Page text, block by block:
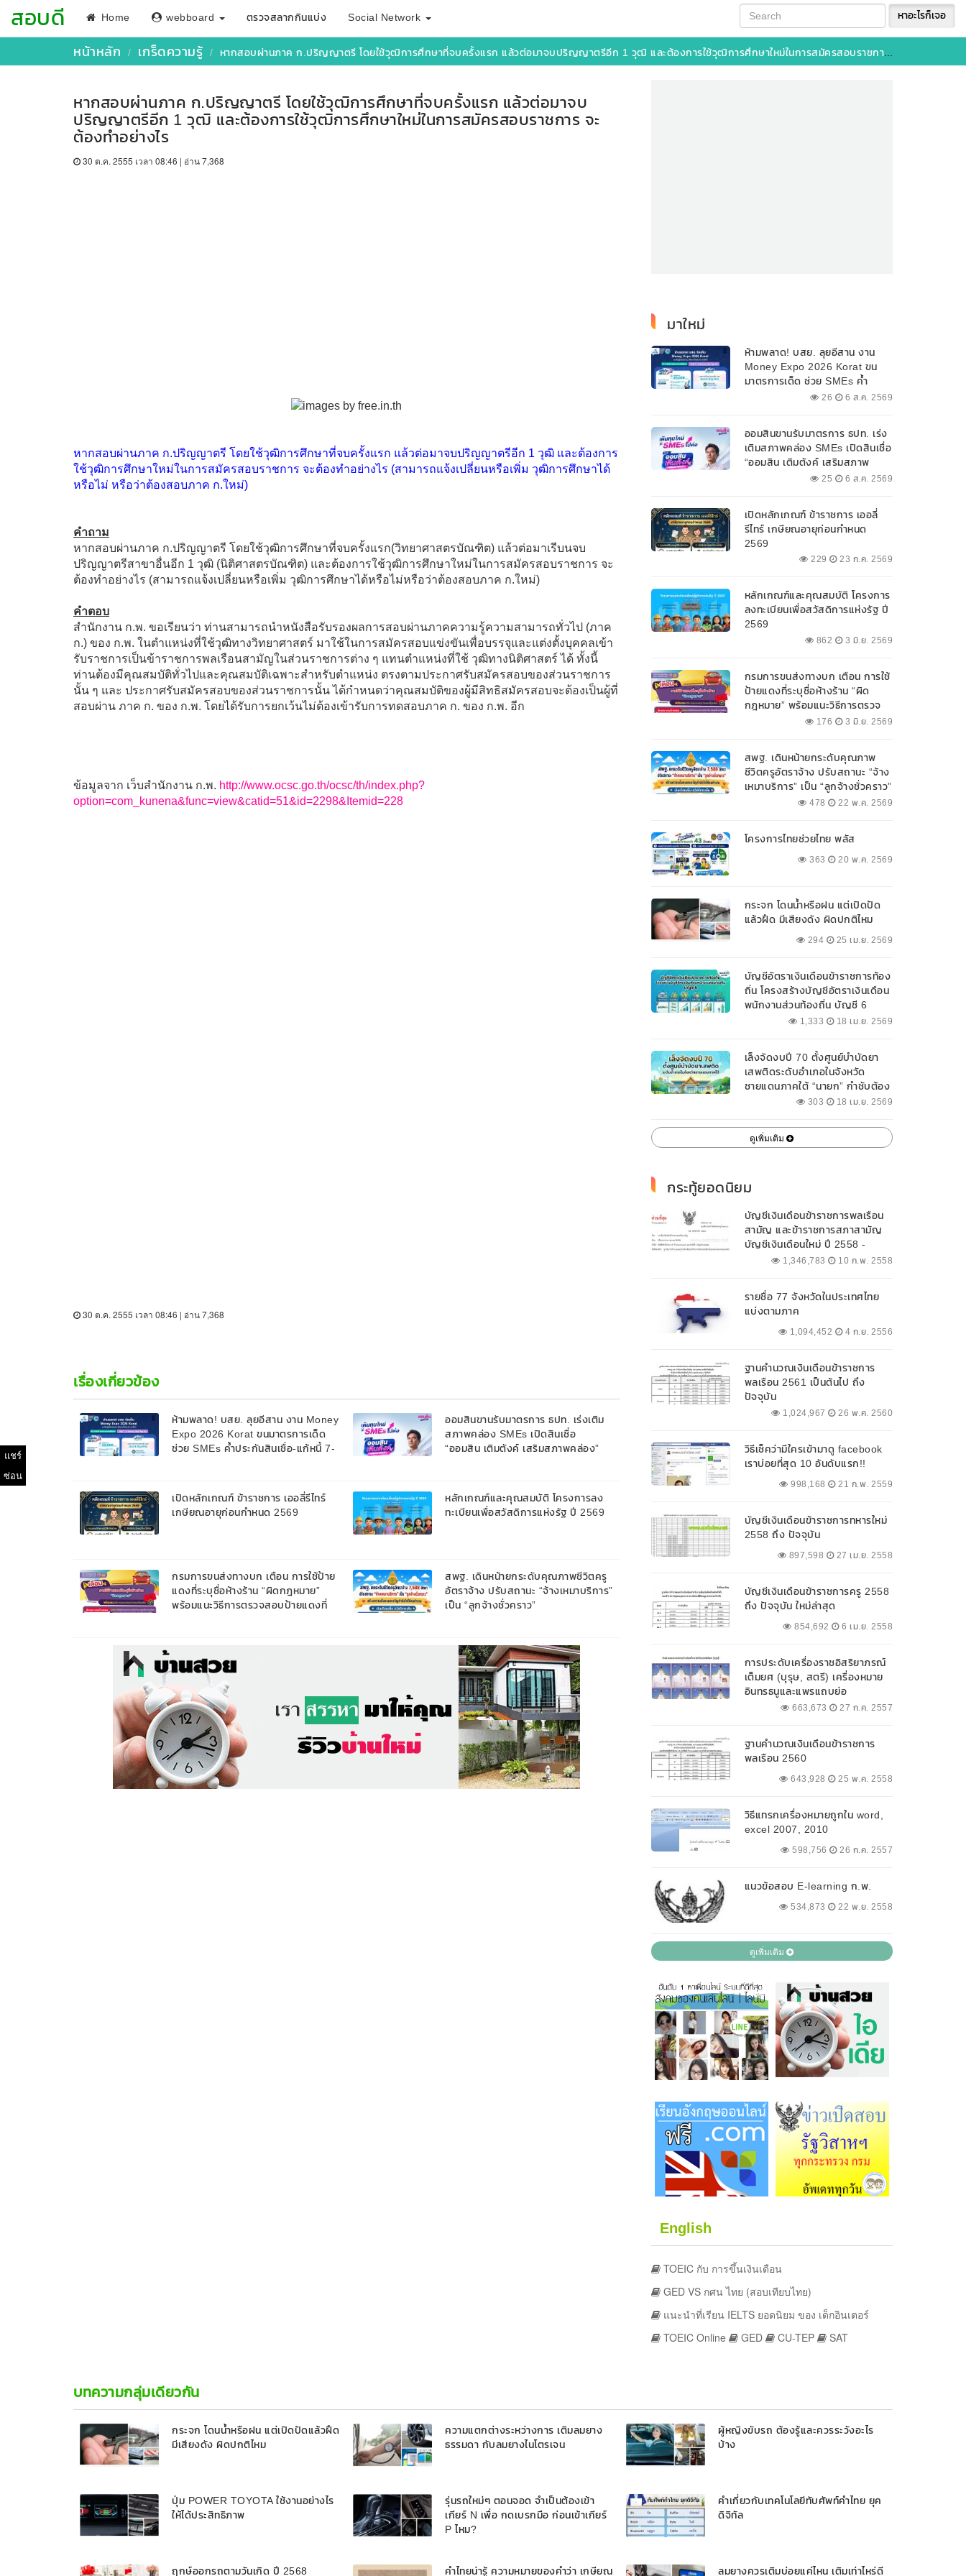
สอบดี Home webboard ตรวจสลากกินแบ่ง Social Network หาอะไรก็เจอ
หน้าหลัก เกร็ดความรู้ หากสอบผ่านภาค ก.ปริญญาตรี โดยใช้วุฒิการศึกษาที่จบครั้งแรก แล้วต่อมาจบปริญญาตรีอีก 1 วุฒิ และต้องการใช้วุฒิการศึกษาใหม่ในการสมัครสอบราชการ จะต้องทำอย่างไร
หากสอบผ่านภาค ก.ปริญญาตรี โดยใช้วุฒิการศึกษาที่จบครั้งแรก แล้วต่อมาจบ
ปริญญาตรีอีก 1 วุฒิ และต้องการใช้วุฒิการศึกษาใหม่ในการสมัครสอบราชการ จะ
ต้องทำอย่างไร
30 ต.ค. 2555 เวลา 08:46 | อ่าน 7,368
หากสอบผ่านภาค ก.ปริญญาตรี โดยใช้วุฒิการศึกษาที่จบครั้งแรก แล้วต่อมาจบปริญญาตรีอีก 1 วุฒิ และต้องการ
ใช้วุฒิการศึกษาใหม่ในการสมัครสอบราชการ จะต้องทำอย่างไร (สามารถแจ้งเปลี่ยนหรือเพิ่ม วุฒิการศึกษาได้
หรือไม่ หรือว่าต้องสอบภาค ก.ใหม่)
คำถาม
หากสอบผ่านภาค ก.ปริญญาตรี โดยใช้วุฒิการศึกษาที่จบครั้งแรก(วิทยาศาสตรบัณฑิต) แล้วต่อมาเรีบนจบ
ปริญญาตรีสาขาอื่นอีก 1 วุฒิ (นิติศาสตรบัณฑิต) และต้องการใช้วุฒิการศึกษาใหม่ในการสมัครสอบราชการ จะ
ต้องทำอย่างไร (สามารถแจ้งเปลี่ยนหรือเพิ่ม วุฒิการศึกษาได้หรือไม่หรือว่าต้องสอบภาค ก.ใหม่)
คำตอบ
สำนักงาน ก.พ. ขอเรียนว่า ท่านสามารถนำหนังสือรับรองผลการสอบผ่านภาคความรู้ความสามารถทั่วไป (ภาค
ก.) ของ ก.พ. ในตำแหน่งที่ใช้วุฒิทางวิทยาศาสตร์ มาใช้ในการสมัครสอบแข่งขันเพื่อบรรจุและแต่งตั้งบุคคลเข้า
รับราชการเป็นข้าราชการพลเรือนสามัญในส่วนราชการต่าง ๆ แทนตำแหน่งที่ใช้ วุฒิทางนิติศาสตร์ ได้ ทั้งนี้
ท่านต้องมีคุณสมบัติทั่วไปและคุณสมบัติเฉพาะสำหรับตำแหน่ง ตรงตามประกาศรับสมัครสอบของส่วนราชการ
นั้น ๆ และ ประกาศรับสมัครสอบของส่วนราชการนั้น ได้กำหนดว่าคุณสมบัติของผู้มีสิทธิสมัครสอบจะต้องเป็นผู้ที่
สอบผ่าน ภาค ก. ของ ก.พ. โดยได้รับการยกเว้นไม่ต้องเข้ารับการทดสอบภาค ก. ของ ก.พ. อีก
ข้อมูลจาก เว็บสำนักงาน ก.พ. http://www.ocsc.go.th/ocsc/th/index.php?
option=com_kunena&func=view&catid=51&id=2298&Itemid=228
30 ต.ค. 2555 เวลา 08:46 | อ่าน 7,368
เรื่องเกี่ยวข้อง
ห้ามพลาด! บสย. ลุยอีสาน งาน Money
Expo 2026 Korat ขนมาตรการเด็ด
ช่วย SMEs ค้ำประกันสินเชื่อ-แก้หนี้ 7-
ออมสินขานรับมาตรการ ธปท. เร่งเติม
สภาพคล่อง SMEs เปิดสินเชื่อ
“ออมสิน เติมตังค์ เสริมสภาพคล่อง”
หลักประกัน ผ่อนนานสูงสุด 10 ปี
เปิดหลักเกณฑ์ ข้าราชการ เออลี่รีไทร์
เกษียณอายุก่อนกำหนด 2569
หลักเกณฑ์และคุณสมบัติ โครงการลง
ทะเบียนเพื่อสวัสดิการแห่งรัฐ ปี 2569
กรมการขนส่งทางบก เตือน การใช้ป้าย
แดงที่ระบุชื่อห้างร้าน “ผิดกฎหมาย”
พร้อมแนะวิธีการตรวจสอบป้ายแดงที่
สพฐ. เดินหน้ายกระดับคุณภาพชีวิตครู
อัตราจ้าง ปรับสถานะ “จ้างเหมาบริการ”
เป็น “ลูกจ้างชั่วคราว”
แชร์
ซ่อน
มาใหม่
ห้ามพลาด! บสย. ลุยอีสาน งาน
Money Expo 2026 Korat ขน
มาตรการเด็ด ช่วย SMEs ค้ำ
ประกันสินเชื่อ-แก้หนี้ 7-9 ส.ค. 69
26 6 ส.ค. 2569
ออมสินขานรับมาตรการ ธปท. เร่ง
เติมสภาพคล่อง SMEs เปิดสินเชื่อ
“ออมสิน เติมตังค์ เสริมสภาพ
คล่อง” วงเงินรวม 2,000
วงเงินกู้สูงสุด 100% ของหลัก
ประกัน ผ่อนนานสูงสุด 10 ปี
25 6 ส.ค. 2569
เปิดหลักเกณฑ์ ข้าราชการ เออลี่
รีไทร์ เกษียณอายุก่อนกำหนด
2569
229 23 ก.ค. 2569
หลักเกณฑ์และคุณสมบัติ โครงการ
ลงทะเบียนเพื่อสวัสดิการแห่งรัฐ ปี
2569
862 3 มิ.ย. 2569
กรมการขนส่งทางบก เตือน การใช้
ป้ายแดงที่ระบุชื่อห้างร้าน “ผิด
กฎหมาย” พร้อมแนะวิธีการตรวจ
สอบป้ายแดงที่ถูกต้อง
176 3 มิ.ย. 2569
สพฐ. เดินหน้ายกระดับคุณภาพ
ชีวิตครูอัตราจ้าง ปรับสถานะ “จ้าง
เหมาบริการ” เป็น “ลูกจ้างชั่วคราว”
478 22 พ.ค. 2569
โครงการไทยช่วยไทย พลัส
363 20 พ.ค. 2569
กระจก โดนน้ำหรือฝน แต่เปิดปัด
แล้วฝืด มีเสียงดัง ผิดปกติไหม
294 25 เม.ย. 2569
บัญชีอัตราเงินเดือนข้าราชการท้อง
ถิ่น โครงสร้างบัญชีอัตราเงินเดือน
พนักงานส่วนท้องถิ่น บัญชี 6
1,333 18 เม.ย. 2569
เล็งจัดงบปี 70 ตั้งศูนย์บำบัดยา
เสพติดระดับอำเภอในจังหวัด
ชายแดนภาคใต้ “นายก” กำชับต้อง
ออกแบบเฉพาะให้สอดคล้องกับ
303 18 เม.ย. 2569
ดูเพิ่มเติม
กระทู้ยอดนิยม
บัญชีเงินเดือนข้าราชการพลเรือน
สามัญ และข้าราชการสภาสามัญ
บัญชีเงินเดือนใหม่ ปี 2558 -
2562 ปัจจุบัน1,346,783 10 ก.พ. 2558
รายชื่อ 77 จังหวัดในประเทศไทย
แบ่งตามภาค
1,094,452 4 ก.ย. 2556
ฐานคำนวณเงินเดือนข้าราชการ
พลเรือน 2561 เป็นต้นไป ถึง
ปัจจุบัน
1,024,967 26 พ.ค. 2560
วิธีเช็คว่ามีใครเข้ามาดู facebook
เราบ่อยที่สุด 10 อันดับแรก!!
998,168 21 ก.พ. 2559
บัญชีเงินเดือนข้าราชการทหารใหม่
2558 ถึง ปัจจุบัน
897,598 27 เม.ย. 2558
บัญชีเงินเดือนข้าราชการครู 2558
ถึง ปัจจุบัน ใหม่ล่าสุด
854,692 6 เม.ย. 2558
การประดับเครื่องราชอิสริยาภรณ์
เต็มยศ (บุรุษ, สตรี) เครื่องหมาย
อินทรธนูและแพรแถบย่อ
663,673 27 ก.ค. 2557
ฐานคำนวณเงินเดือนข้าราชการ
พลเรือน 2560
643,928 25 พ.ค. 2558
วิธีแทรกเครื่องหมายถูกใน word,
excel 2007, 2010
598,756 26 ก.ค. 2557
แนวข้อสอบ E-learning ก.พ.
534,873 22 พ.ย. 2558
ดูเพิ่มเติม
English
TOEIC กับ การขึ้นเงินเดือน
GED VS กศน ไทย (สอบเทียบไทย)
แนะนำที่เรียน IELTS ยอดนิยม ของ เด็กอินเตอร์
TOEIC Online
GED CU-TEP SAT
บทความกลุ่มเดียวกัน
กระจก โดนน้ำหรือฝน แต่เปิดปัดแล้วฝืด
มีเสียงดัง ผิดปกติไหม
ความแตกต่างระหว่างการ เติมลมยาง
ธรรมดา กับลมยางไนโตรเจน
ผู้หญิงขับรถ ต้องรู้และควรระวังอะไร
บ้าง
ปุ่ม POWER TOYOTA ใช้งานอย่างไร
ให้ได้ประสิทธิภาพ
รุ่นรถใหม่ๆ ตอนจอด จำเป็นต้องเข้า
เกียร์ N เพื่อ กดเบรกมือ ก่อนเข้าเกียร์
P ไหม?
คำเกี่ยวกับเทคโนโลยีทับศัพท์คำไทย ยุค
ดิจิทัล
ฤกษ์ออกรถตามวันเกิด ปี 2568 คำไทยน่ารู้ ความหมายของคำว่า เกษียณ ลมยางควรเติมบ่อยแค่ไหน เติมเท่าไหร่ดี